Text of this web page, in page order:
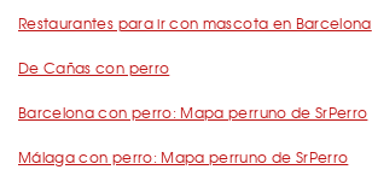
Restaurantes para ir con mascota en Barcelona
De Cañas con perro
Barcelona con perro: Mapa perruno de SrPerro
Málaga con perro: Mapa perruno de SrPerro